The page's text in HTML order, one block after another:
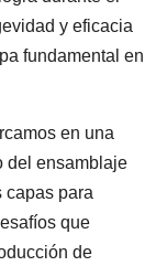
y eficacia
fundamental en
en una
del ensamblaje
capas para
que
de